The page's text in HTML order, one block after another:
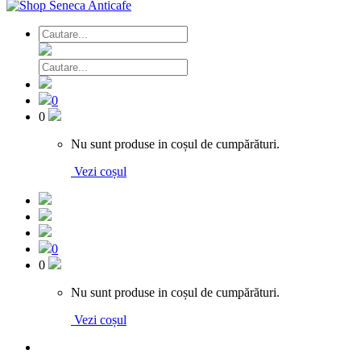
0
0
Nu sunt produse in coșul de cumpărături.
Vezi coșul
0
0
Nu sunt produse in coșul de cumpărături.
Vezi coșul